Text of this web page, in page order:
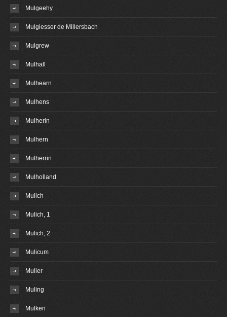
Mulgeehy
Mulgiesser de Millersbach
Mulgrew
Mulhall
Mulhearn
Mulhens
Mulherin
Mulhern
Mulherrin
Mulholland
Mulich
Mulich, 1
Mulich, 2
Mulicum
Mulier
Muling
Mulken